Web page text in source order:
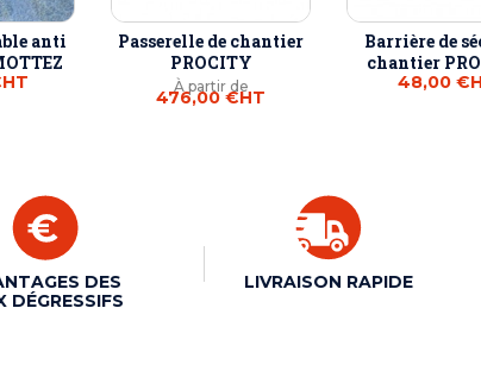
anti
HT
Passerelle de chantier
PROCITY
À partir de
476,00 €HT
Barrière de
chantier
48,00 €
DES
DÉGRESSIFS
LIVRAISON RAPIDE